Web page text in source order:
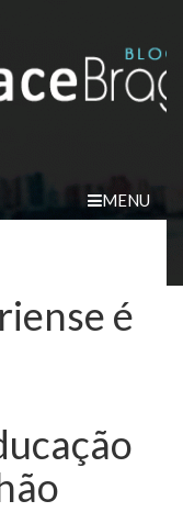
MENU
é